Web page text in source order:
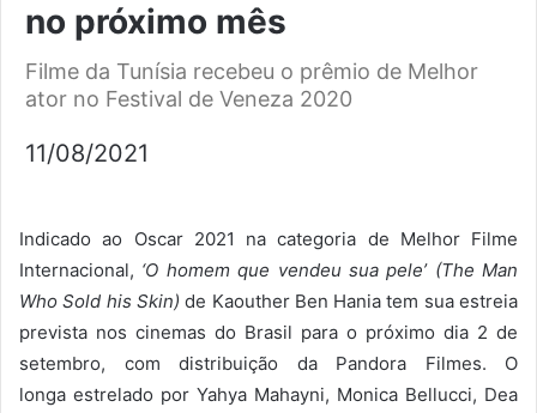
no próximo mês
Filme da Tunísia recebeu o prêmio de Melhor
ator no Festival de Veneza 2020
11/08/2021
Indicado ao Oscar 2021 na categoria de Melhor Filme
Internacional, ‘O homem que vendeu sua pele’ (The Man
Who Sold his Skin) de Kaouther Ben Hania tem sua estreia
prevista nos cinemas do Brasil para o próximo dia 2 de
setembro, com distribuição da Pandora Filmes. O
longa estrelado por Yahya Mahayni, Monica Bellucci, Dea